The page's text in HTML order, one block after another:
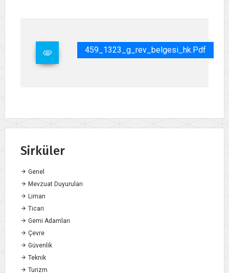
459_1323_g_rev_belgesi_hk.pdf
Sirküler
Genel
Mevzuat Duyuruları
Liman
Ticari
Gemi Adamları
Çevre
Güvenlik
Teknik
Turizm